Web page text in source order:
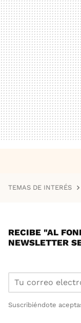
TEMAS DE INTERÉS
RECIBE "AL
NEWSLETTER
Suscribiéndote